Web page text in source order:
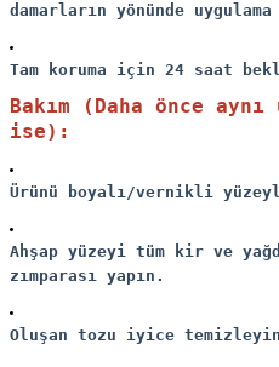
damarların yönünde uygulama
Tam koruma için 24 saat
Bakım (Daha önce
ise):
Ürünü boyalı/vernikli
Ahşap yüzeyi tüm kir ve
zımparası yapın.
Oluşan tozu iyice